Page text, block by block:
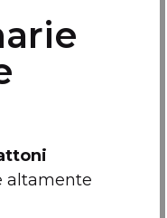
altamente